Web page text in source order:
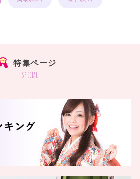
特集ページ
special